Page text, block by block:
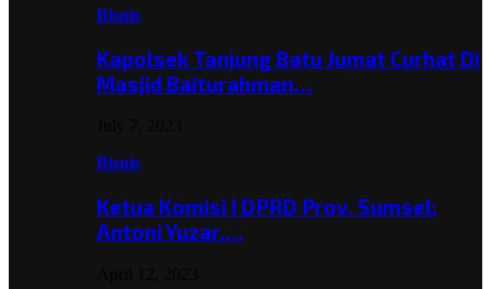
Bisnis
Kapolsek Tanjung Batu Jumat Curhat Di
Masjid Baiturahman…
Bisnis
Ketua Komisi I DPRD Prov. Sumsel;
Antoni Yuzar,…